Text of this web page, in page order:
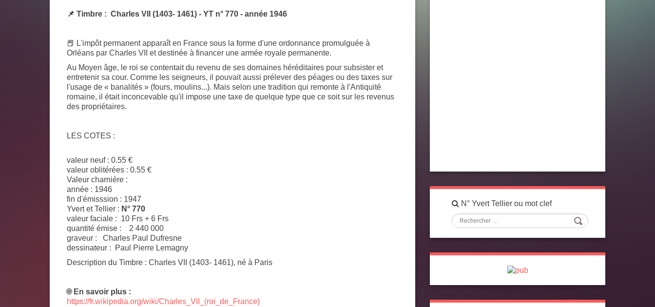
📌 Timbre : Charles VII (1403- 1461) - YT n° 770 - année 1946
📕 L'impôt permanent apparaît en France sous la forme d'une ordonnance promulguée à
Orléans par Charles VII et destinée à financer une armée royale permanente.
Au Moyen âge, le roi se contentait du revenu de ses domaines héréditaires pour subsister et
entretenir sa cour. Comme les seigneurs, il pouvait aussi prélever des péages ou des taxes sur
l'usage de « banalités » (fours, moulins...). Mais selon une tradition qui remonte à l'Antiquité
romaine, il était inconcevable qu'il impose une taxe de quelque type que ce soit sur les revenus
des propriétaires.
LES COTES :
valeur neuf : 0.55 €
valeur oblitérées : 0.55 €
Valeur charnière :
année : 1946
fin d'émisssion : 1947
Yvert et Tellier : N° 770
valeur faciale : 10 Frs + 6 Frs
quantité émise : 2 440 000
graveur : Charles Paul Dufresne
dessinateur : Paul Pierre Lemagny
Description du Timbre : Charles VII (1403- 1461), né à Paris
🌐 En savoir plus :
https://fr.wikipedia.org/wiki/Charles_VII_(roi_de_France)
N° Yvert Tellier ou mot clef